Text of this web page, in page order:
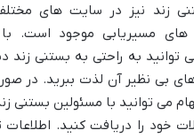
زند نیز در سایت های
های مسیریابی موجود است. با
توانید به راحتی به بستنی زند
بی نظیر آن لذت ببرید. در
می توانید با مسئولین بستنی
خود را دریافت کنید.